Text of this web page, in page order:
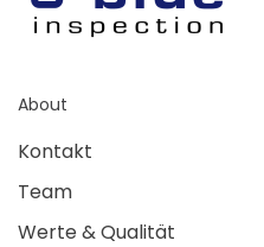
About
Kontakt
Team
Werte & Qualität